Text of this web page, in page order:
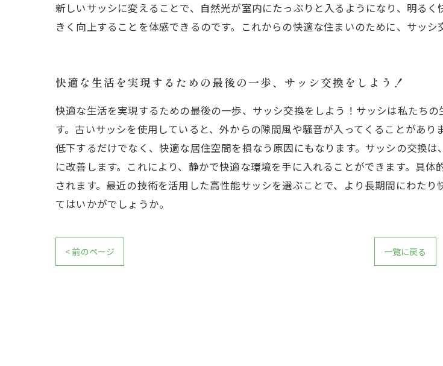
新しいサッシに変えることで、自然光が室内にたっぷりと入るようになり、明る
きく向上することを体感できるのです。これからの快適な住まいのために、サッ
快適な生活を実現するための最後の一歩、サッシ交換をしよう！
快適な生活を実現するための最後の一歩、サッシ交換をしよう！サッシは私たち
す。古いサッシを使用していると、外からの隙間風や騒音が入ってくることがあ
低下するだけでなく、快適な居住空間を損なう原因にもなります。サッシの交換
に改善します。これにより、静かで快適な環境を手に入れることができます。具
されます。最近の技術を活用した高性能サッシを選ぶことで、より長期間にわた
てはいかがでしょうか。
< 前のページ 一覧に戻る